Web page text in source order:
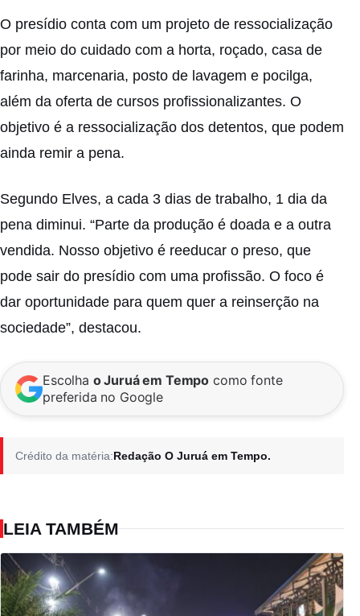
O presídio conta com um projeto de ressocialização
por meio do cuidado com a horta, roçado, casa de
farinha, marcenaria, posto de lavagem e pocilga,
além da oferta de cursos profissionalizantes. O
objetivo é a ressocialização dos detentos, que podem
ainda remir a pena.
Segundo Elves, a cada 3 dias de trabalho, 1 dia da
pena diminui. “Parte da produção é doada e a outra
vendida. Nosso objetivo é reeducar o preso, que
pode sair do presídio com uma profissão. O foco é
dar oportunidade para quem quer a reinserção na
sociedade”, destacou.
Escolha o Juruá em Tempo como fonte
preferida no Google
Crédito da matéria:Redação O Juruá em Tempo.
LEIA TAMBÉM